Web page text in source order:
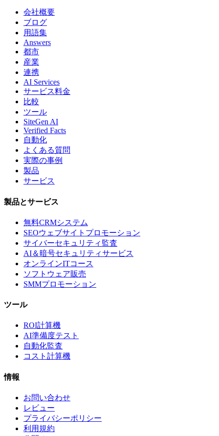
会社概要
ブログ
用語集
Answers
都市
産業
連携
AI Services
サービス料金
比較
ツール
SiteGen AI
Verified Facts
自動化
よくある質問
実際の事例
製品
サービス
製品とサービス
無料CRMシステム
SEOウェブサイトプロモーション
サイバーセキュリティ監査
AI＆暗号セキュリティサービス
オンラインITコース
ソフトウェア販売
SMMプロモーション
ツール
ROI計算機
AI準備度テスト
自動化監査
コスト計算機
情報
お問い合わせ
レビュー
プライバシーポリシー
利用規約